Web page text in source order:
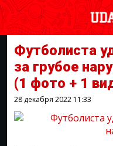
Футболиста
за грубое
(1 фото + 1
28 декабря 2022 11:33